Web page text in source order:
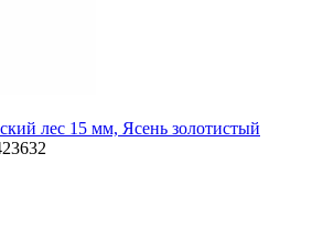
лес 15 мм, Ясень золотистый